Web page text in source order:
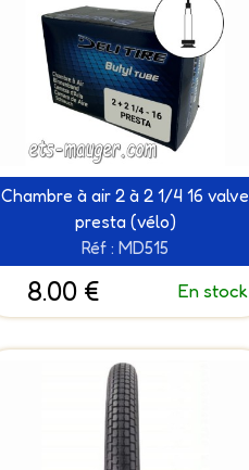
Chambre à air 2 à 2 1/4 16 valve
presta (vélo)
Réf : MD515
8.00 € En stock